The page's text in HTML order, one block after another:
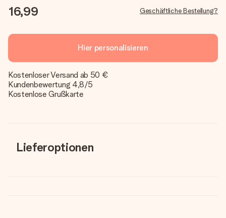
16,99 Geschäftliche Bestellung?
Hier personalisieren
Kostenloser Versand ab 50 €
Kundenbewertung 4,8/5
Kostenlose Grußkarte
Lieferoptionen